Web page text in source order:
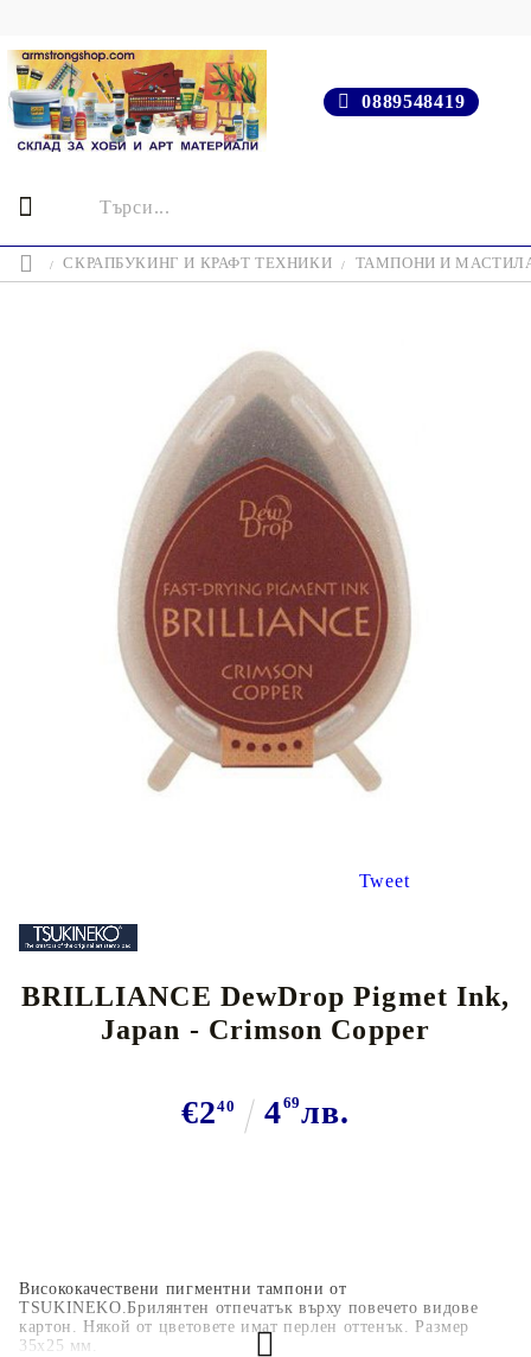
0889548419
СКРАПБУКИНГ И КРАФТ ТЕХНИКИ ТАМПОНИ И
Tweet
BRILLIANCE DewDrop Pigmet Ink,
Japan - Crimson Copper
€240 469лв.
Висококачествени пигментни тампони от
TSUKINEKO.Брилянтен отпечатък върху повечето видове
картон. Някой от цветовете имат перлен оттенък. Размер
35х25 мм.